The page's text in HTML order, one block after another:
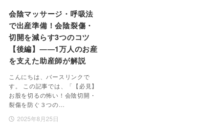
会陰マッサージ・呼吸法
で出産準備！会陰裂傷・
切開を減らす3つのコツ
【後編】――1万人のお産
を支えた助産師が解説
こんにちは、バースリンクで
す。 この記事では、「【必見】
お股を切るの怖い！会陰切開・
裂傷を防ぐ３つの…
2025年8月25日